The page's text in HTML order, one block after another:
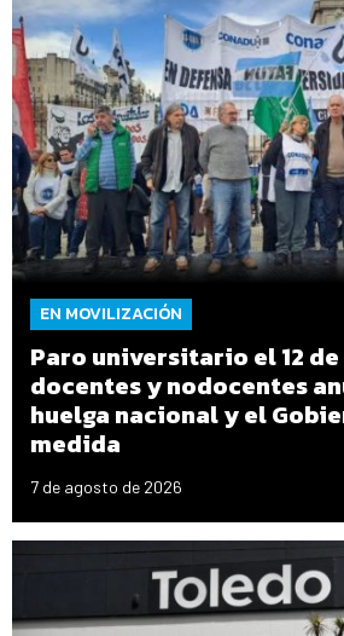
EN MOVILIZACIÓN
Paro universitario el 12
docentes y nodocentes
huelga nacional y el
medida
7 de agosto de 2026